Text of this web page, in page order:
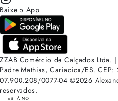
Baixe o App
ZZAB Comércio de Calçados Ltda.
Padre Mathias, Cariacica/ES. CEP:
07.900.208/0077-04 ©2026
reservados.